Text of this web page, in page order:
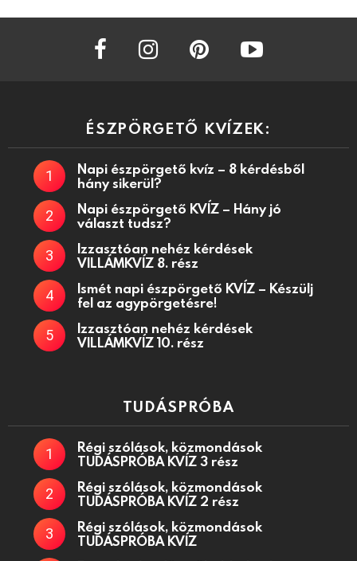
facebook instagram
ÉSZPÖRGETŐ KVÍZEK:
Napi észpörgető kvíz – 8 kérdésből
hány sikerül?
Napi észpörgető KVÍZ – Hány jó
választ tudsz?
Izzasztóan nehéz kérdések
VILLÁMKVÍZ 8. rész
Ismét napi észpörgető KVÍZ – Készülj
fel az agypörgetésre!
Izzasztóan nehéz kérdések
VILLÁMKVÍZ 10. rész
TUDÁSPRÓBA
Régi szólások, közmondások
TUDÁSPRÓBA KVÍZ 3 rész
Régi szólások, közmondások
TUDÁSPRÓBA KVÍZ 2 rész
Régi szólások, közmondások
TUDÁSPRÓBA KVÍZ